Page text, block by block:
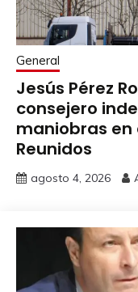
General
Jesús Pérez
consejero
maniobras en
Reunidos
agosto 4, 2026